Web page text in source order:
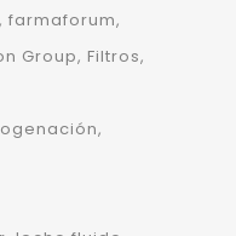
farmaforum
Group Filtros